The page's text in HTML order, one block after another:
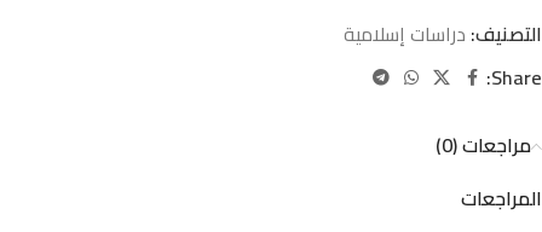
التصنيف: دراسات إسلامية
Share:
مراجعات (0)
المراجعات